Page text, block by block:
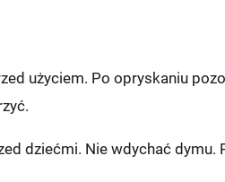
użyciem. Po opryskaniu
dziećmi. Nie wdychać